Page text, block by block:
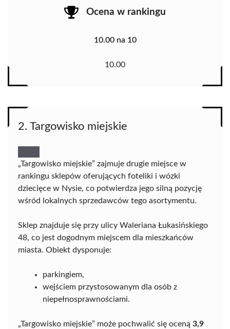
Ocena w rankingu
10.00 na 10
10.00
2. Targowisko miejskie
„Targowisko miejskie” zajmuje drugie miejsce w
rankingu sklepów oferujących foteliki i wózki
dziecięce w Nysie, co potwierdza jego silną pozycję
wśród lokalnych sprzedawców tego asortymentu.
Sklep znajduje się przy ulicy Waleriana Łukasińskiego
48, co jest dogodnym miejscem dla mieszkańców
miasta. Obiekt dysponuje:
parkingiem,
wejściem przystosowanym dla osób z
niepełnosprawnościami.
„Targowisko miejskie” może pochwalić się oceną 3,9